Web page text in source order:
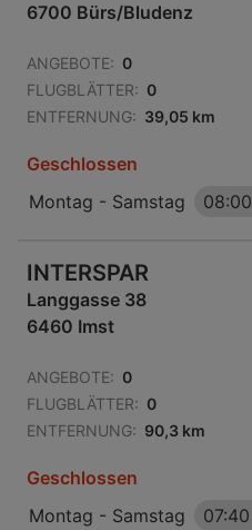
6700 Bürs/Bludenz
ANGEBOTE: 0
FLUGBLÄTTER: 0
ENTFERNUNG: 39,05 km
Geschlossen
Montag - Samstag
08:00
INTERSPAR
Langgasse 38
6460 Imst
ANGEBOTE: 0
FLUGBLÄTTER: 0
ENTFERNUNG: 90,3 km
Geschlossen
Montag - Samstag
07:40